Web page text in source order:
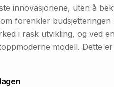
innovasjonene, uten å
forenkler
i rask utvikling, og ved
modell. Dette